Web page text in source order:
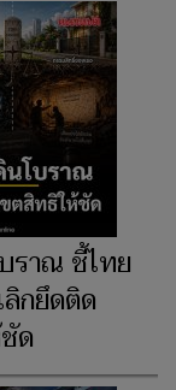
ราณ ชี้ไทย
กยึดติด
ด